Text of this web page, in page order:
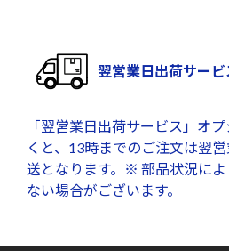
翌営業日出荷サービ
「翌営業日出荷サービス」オ
くと、13時までのご注文は翌
送となります。※ 部品状況に
ない場合がございます。